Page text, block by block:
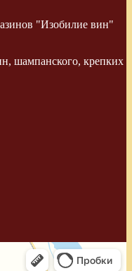
"Изобилие вин"
шампанского, крепких